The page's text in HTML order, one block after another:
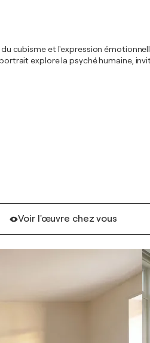
Voir l'œuvre chez vous
cubisme et l'expression
explore la psyché humaine,